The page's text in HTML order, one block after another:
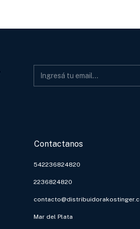
Contactanos
542236824820
2236824820
Mar del Plata